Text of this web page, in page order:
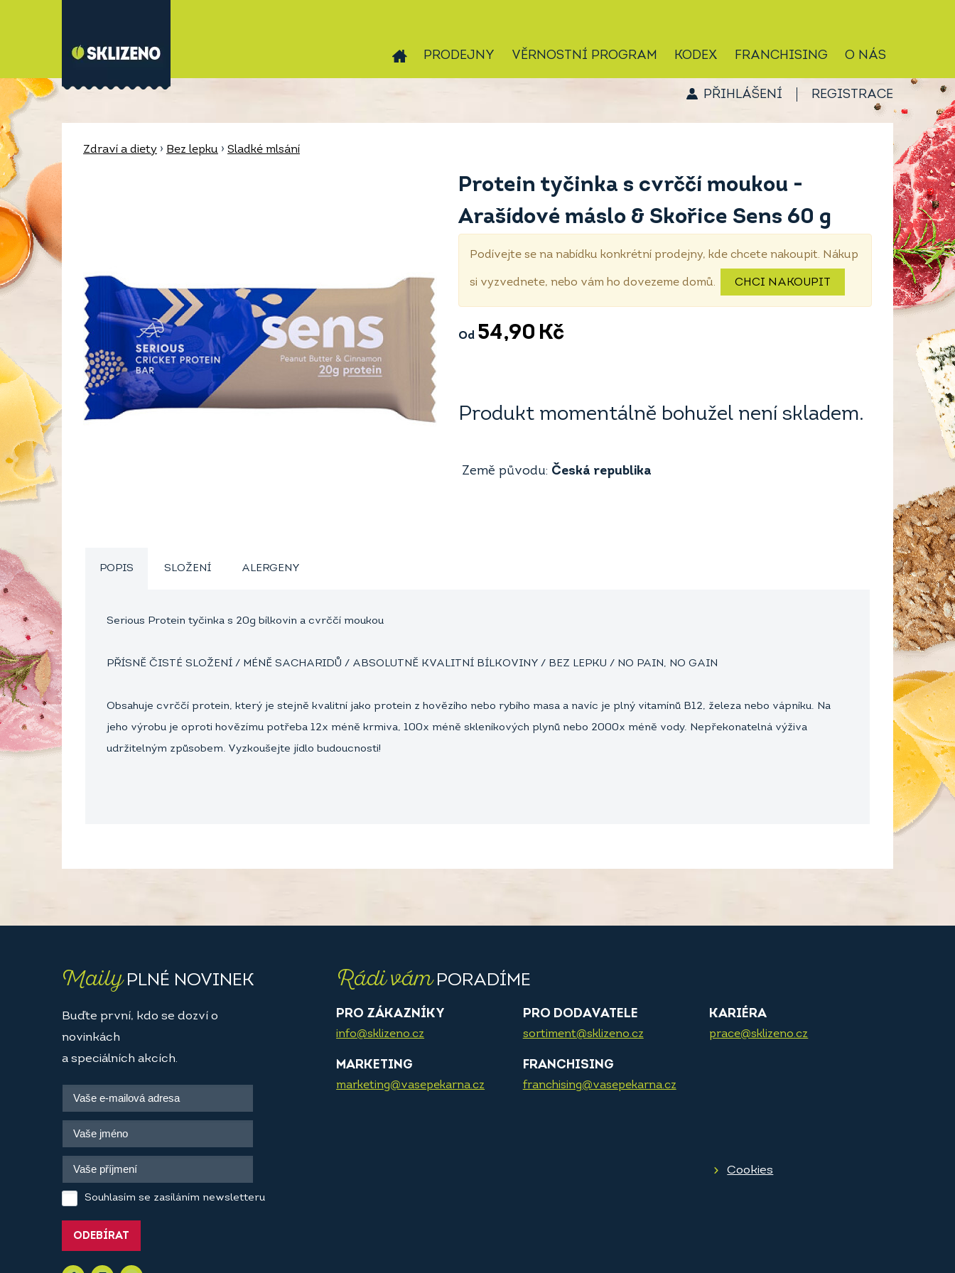
PRODEJNY VĚRNOSTNÍ PROGRAM KODEX FRANCHISING O NÁS
PŘIHLÁŠENÍ REGISTRACE
Zdraví a diety › Bez lepku › Sladké mlsání
Protein tyčinka s cvrččí moukou -
Arašídové máslo & Skořice Sens 60 g
Podívejte se na nabídku konkrétní prodejny, kde chcete nakoupit. Nákup
si vyzvednete, nebo vám ho dovezeme domů. CHCI NAKOUPIT
Od 54,90 Kč
Produkt momentálně bohužel není skladem.
Země původu: Česká republika
POPIS SLOŽENÍ ALERGENY
Serious Protein tyčinka s 20g bílkovin a cvrččí moukou
PŘÍSNĚ ČISTÉ SLOŽENÍ / MÉNĚ SACHARIDŮ / ABSOLUTNĚ KVALITNÍ BÍLKOVINY / BEZ LEPKU / NO PAIN, NO GAIN
Obsahuje cvrččí protein, který je stejně kvalitní jako protein z hovězího nebo rybího masa a navíc je plný vitamínů B12, železa nebo vápníku. Na
jeho výrobu je oproti hovězímu potřeba 12x méně krmiva, 100x méně skleníkových plynů nebo 2000x méně vody. Nepřekonatelná výživa
udržitelným způsobem. Vyzkoušejte jídlo budoucnosti!
MailyPLNÉ NOVINEK
Buďte první, kdo se dozví o
novinkách
a speciálních akcích.
Souhlasím se zasíláním newsletteru
ODEBÍRAT
Rádi vámPORADÍME
PRO ZÁKAZNÍKY
info@sklizeno.cz
PRO DODAVATELE
sortiment@sklizeno.cz
KARIÉRA
prace@sklizeno.cz
MARKETING
marketing@vasepekarna.cz
FRANCHISING
franchising@vasepekarna.cz
Cookies